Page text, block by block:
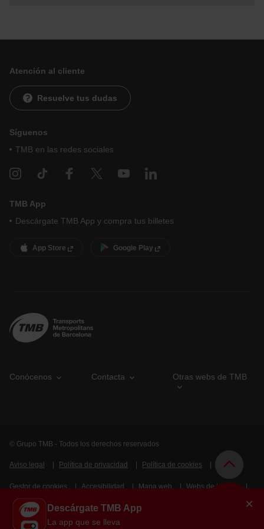
Atención al cliente
Resuelve tus dudas
Síguenos
TMB en las redes sociales
TMB App
Descárgate TMB App y compra tus billetes
App Store Google Play
Conócenos Contacta Otras webs de TMB
© Grupo TMB - Todos los derechos reservados
Aviso legal Política de privacidad Política de cookies
Gestor de cookies Accesibilidad Mapa web Webs de interés
Intranet Descárgate TMB App
La app que se lleva
×